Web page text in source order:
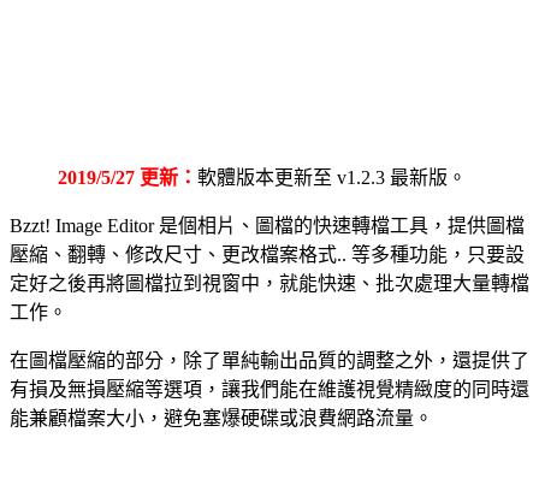
2019/5/27 更新： 軟體版本更新至 v1.2.3 最新版。
Bzzt! Image Editor 是個相片、圖檔的快速轉檔工具，提供圖檔
壓縮、翻轉、修改尺寸、更改檔案格式.. 等多種功能，只要設
定好之後再將圖檔拉到視窗中，就能快速、批次處理大量轉檔
工作。
在圖檔壓縮的部分，除了單純輸出品質的調整之外，還提供了
有損及無損壓縮等選項，讓我們能在維護視覺精緻度的同時還
能兼顧檔案大小，避免塞爆硬碟或浪費網路流量。